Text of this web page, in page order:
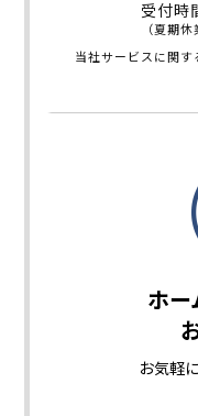
受付
（夏期
当社サービスに関
ホ
お気軽に